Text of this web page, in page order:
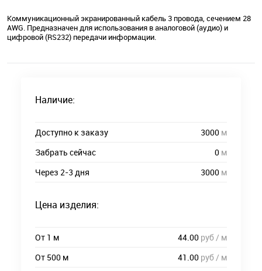
Коммуникационный экранированный кабель 3 провода, сечением 28
AWG. Предназначен для использования в аналоговой (аудио) и
цифровой (RS232) передачи информации.
Наличие:
Доступно к заказу 3000 м
Забрать сейчас
0 м
Через 2-3 дня
3000 м
Цена изделия:
От 1 м 44.00 руб / м
От 500 м
41.00 руб / м